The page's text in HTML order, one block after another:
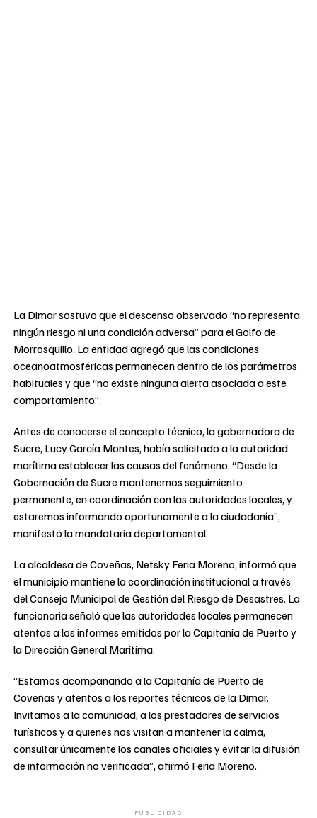
La Dimar sostuvo que el descenso observado “no representa
ningún riesgo ni una condición adversa” para el Golfo de
Morrosquillo. La entidad agregó que las condiciones
oceanoatmosféricas permanecen dentro de los parámetros
habituales y que “no existe ninguna alerta asociada a este
comportamiento”.
Antes de conocerse el concepto técnico, la gobernadora de
Sucre, Lucy García Montes, había solicitado a la autoridad
marítima establecer las causas del fenómeno. “Desde la
Gobernación de Sucre mantenemos seguimiento
permanente, en coordinación con las autoridades locales, y
estaremos informando oportunamente a la ciudadanía”,
manifestó la mandataria departamental.
La alcaldesa de Coveñas, Netsky Feria Moreno, informó que
el municipio mantiene la coordinación institucional a través
del Consejo Municipal de Gestión del Riesgo de Desastres. La
funcionaria señaló que las autoridades locales permanecen
atentas a los informes emitidos por la Capitanía de Puerto y
la Dirección General Marítima.
“Estamos acompañando a la Capitanía de Puerto de
Coveñas y atentos a los reportes técnicos de la Dimar.
Invitamos a la comunidad, a los prestadores de servicios
turísticos y a quienes nos visitan a mantener la calma,
consultar únicamente los canales oficiales y evitar la difusión
de información no verificada”, afirmó Feria Moreno.
PUBLICIDAD